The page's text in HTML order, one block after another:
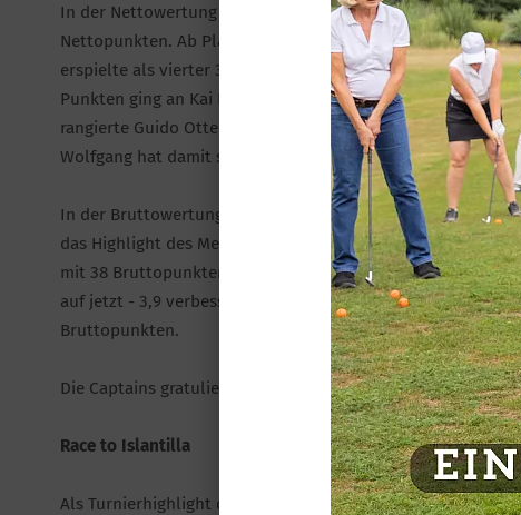
In der Nettowertung kamen die besten fünf Golfer in die
Nettopunkten. Ab Platz Vier mussten Handicap-
erspielte als vierter 37 Punkte und freut sich damit über
Punkten ging an Kai Boie, der damit ab sofort mit -6,9 auf
rangierte Guido Otten mit einem neuen HCP von -9,1. Auf
Wolfgang hat damit sein HCP von -12,5 auf aktuell -11,6.
In der Bruttowertung hat es ein Herrengolfer doch
das Highlight des Men’s Captain Pokal. Ralph spielte auf
mit 38 Bruttopunkten weit vorne. Gleichzeitig bedeutete
auf jetzt - 3,9 verbessert. Auf den Plätzen folgten Kai Boie
Bruttopunkten.
Die Captains gratulieren allen Herrengolfern, die den Tag
Race to Islantilla
Als Turnierhighlight des Jahres kommt der Men’s Captain